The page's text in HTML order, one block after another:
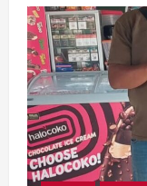
e
R
e
a
d